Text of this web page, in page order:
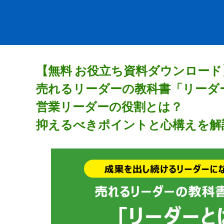
【無料 お役立ち資料ダウンロー
売れるリーダーの教科書「リーダ
営業リーダーの役割とは？
抑えるべきポイントと心構えを解